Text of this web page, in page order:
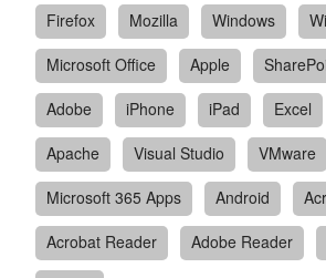
Firefox
Mozilla Windows
Microsoft Office
Apple
Adobe
iPhone iPad Excel
Apache
Visual Studio VMware
Microsoft 365 Apps
Android
Acrobat Reader
Adobe Reader